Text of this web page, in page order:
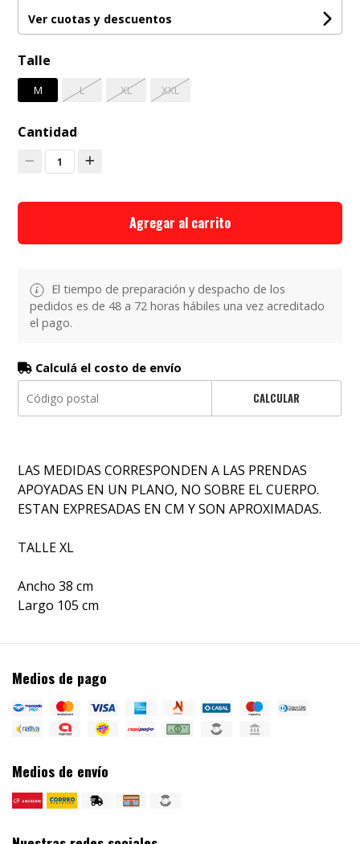
Ver cuotas y descuentos
Talle
M L XL XXL
Cantidad
1
Agregar al carrito
El tiempo de preparación y despacho de los
pedidos es de 48 a 72 horas hábiles una vez acreditado
el pago.
Calculá el costo de envío
CALCULAR
LAS MEDIDAS CORRESPONDEN A LAS PRENDAS
APOYADAS EN UN PLANO, NO SOBRE EL CUERPO.
ESTAN EXPRESADAS EN CM Y SON APROXIMADAS.
TALLE XL
Ancho 38 cm
Largo 105 cm
Medios de pago
Medios de envío